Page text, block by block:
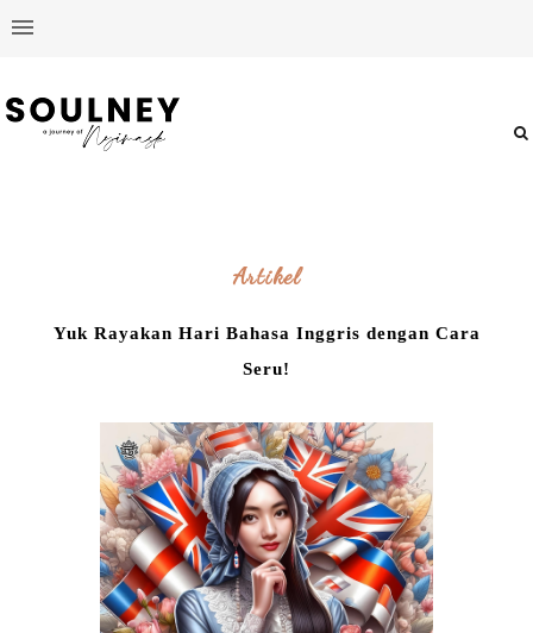
Artikel
Yuk Rayakan Hari Bahasa Inggris dengan Cara
Seru!